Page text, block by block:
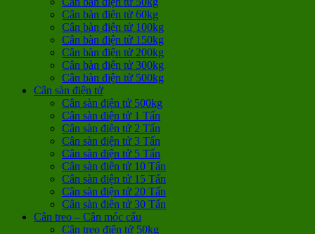
Cân bàn điện tử 60kg
Cân bàn điện tử 100kg
Cân bàn điện tử 150kg
Cân bàn điện tử 200kg
Cân bàn điện tử 300kg
Cân bàn điện tử 500kg
Cân sàn điện tử
Cân sàn điện tử 500kg
Cân sàn điện tử 1 Tấn
Cân sàn điện tử 2 Tấn
Cân sàn điện tử 3 Tấn
Cân sàn điện tử 5 Tấn
Cân sàn điện tử 10 Tấn
Cân sàn điện tử 15 Tấn
Cân sàn điện tử 20 Tấn
Cân sàn điện tử 30 Tấn
Cân treo – Cân móc cẩu
Cân treo điện tử 50kg